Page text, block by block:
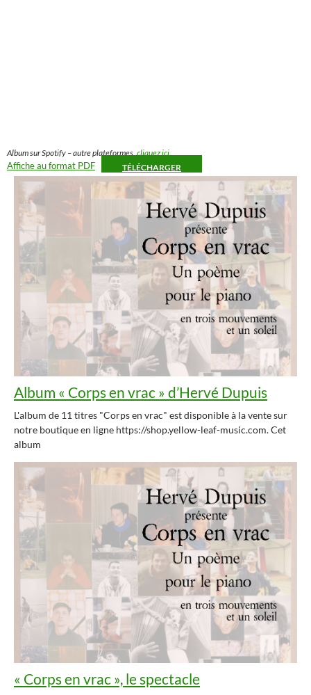
Album sur Spotify – autre plateformes, cliquez ici
Affiche au format PDF TÉLÉCHARGER
Album « Corps en vrac » d’Hervé Dupuis
L'album de 11 titres "Corps en vrac" est disponible à la vente sur
notre boutique en ligne https://shop.yellow-leaf-music.com. Cet
album
« Corps en vrac », le spectacle